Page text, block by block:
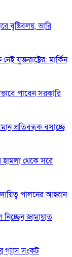
বৃষ্টিবলয়, ভারি
যুক্তরাষ্ট্রের: মার্কিন
পাবেন সরকারি
প্রতিবন্ধক বসাচ্ছে
হামলা থেকে সরে
পালনের আহ্বান
জামায়াত
গ্যাস সংকট